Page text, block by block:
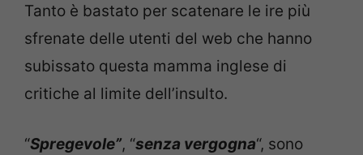
Tanto è bastato per scatenare le ire più
sfrenate delle utenti del web che hanno
subissato questa mamma inglese di
critiche al limite dell’insulto.
“Spregevole”, “senza vergogna“, sono